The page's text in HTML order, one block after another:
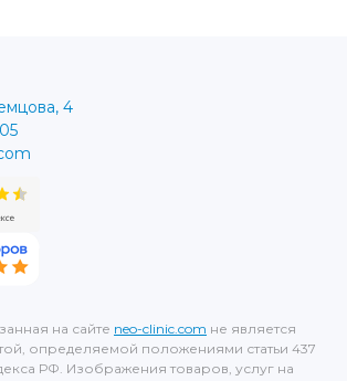
на сайте neo-clinic.com не является
определяемой положениями статьи 437
РФ. Изображения товаров, услуг на
4